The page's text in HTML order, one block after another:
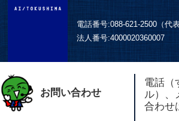
電話番号:088-621-2500（代表
法人番号:4000020360007
お問い合わせ
電話（
ル）、
合わせ